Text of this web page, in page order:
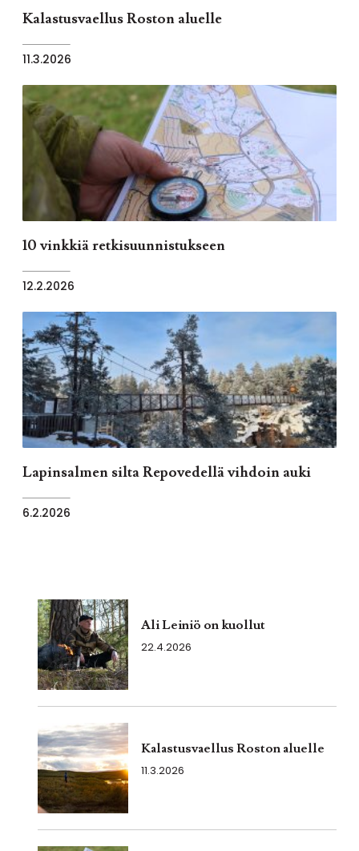
Kalastusvaellus Roston aluelle
11.3.2026
10 vinkkiä retkisuunnistukseen
12.2.2026
Lapinsalmen silta Repovedellä vihdoin auki
6.2.2026
Ali Leiniö on kuollut
22.4.2026
Kalastusvaellus Roston aluelle
11.3.2026